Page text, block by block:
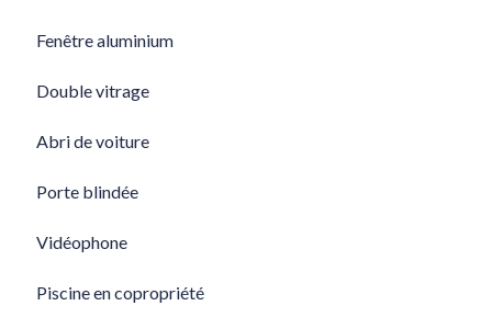
Fenêtre aluminium
Double vitrage
Abri de voiture
Porte blindée
Vidéophone
Piscine en copropriété